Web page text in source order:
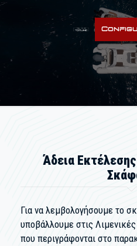
Άδεια
Για να λεμβολογήσουμε το
υποβάλλουμε στις
που περιγράφονται στο